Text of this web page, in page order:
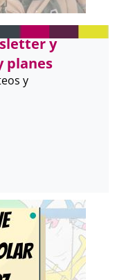
y
planes
y